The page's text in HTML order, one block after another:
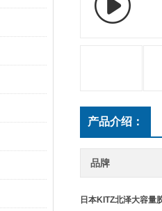
产品介绍：
品牌
日本KITZ北泽大容量